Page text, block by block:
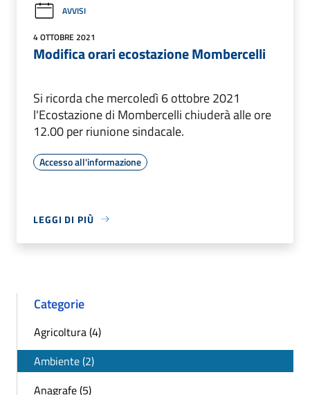
AVVISI
4 OTTOBRE 2021
Modifica orari ecostazione Mombercelli
Si ricorda che mercoledì 6 ottobre 2021
l'Ecostazione di Mombercelli chiuderà alle ore
12.00 per riunione sindacale.
Accesso all'informazione
LEGGI DI PIÙ
Categorie
Agricoltura (4)
Ambiente (2)
Anagrafe (5)